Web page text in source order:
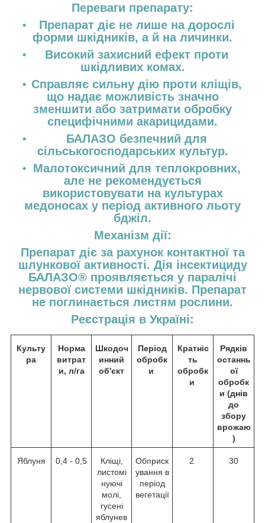
Переваги препарату:
Препарат діє не лише на дорослі
форми шкідників, а й на личинки.
Високий захисний ефект проти
шкідливих комах.
Справляє сильну дію проти кліщів,
що надає можливість значно
зменшити або затримати обробку
специфічними акарицидами.
БАЛАЗО безпечний для
сільськогосподарських культур.
Малотоксичний для теплокровних,
але не рекомендується
використовувати на культурах
медоносах у період активного льоту
бджіл.
Механізм дії:
Препарат діє за рахунок контактної та
шлункової активності. Дія інсектициду
БАЛАЗО® проявляється у паралічі
нервової системи шкідників. Препарат
не поглинається листям рослини.
Реєстрація в Україні:
Культу
ра
Норма
витрат
и, л/га
Шкодоч
инний
об'єкт
Період
обробк
и
Кратніс
ть
обробк
и
Рядків
останнь
ої
обробк
и (днів
до
збору
врожаю
)
Яблуня 0,4 - 0,5
Кліщі,
листомі
нуючі
молі,
гусені
яблунев
Обприск
ування в
період
вегетації
2 30